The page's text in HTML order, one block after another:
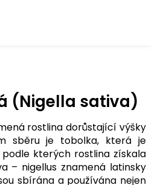
(Nigella sativa)
rostlina dorůstající výšky
sběru je tobolka, která je
kterých rostlina získala
– nigellus znamená latinsky
sbírána a používána nejen